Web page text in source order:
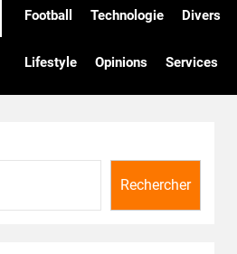
d'Ivoire
Infos
Football Technologie Divers
Lifestyle Opinions Services
Rechercher